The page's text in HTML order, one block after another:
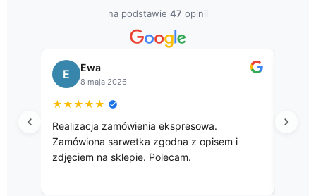
159,20 zł
ŚWIĄTECZNY OBRUS GOBELINOWY
na podstawie 47 opinii
E Ewa
8 maja 2026
★★★★★
Realizacja zamówienia ekspresowa.
Zamówiona sarwetka zgodna z opisem i
zdjęciem na sklepie. Polecam.